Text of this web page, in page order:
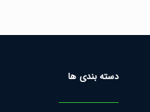
دسته بندی ها